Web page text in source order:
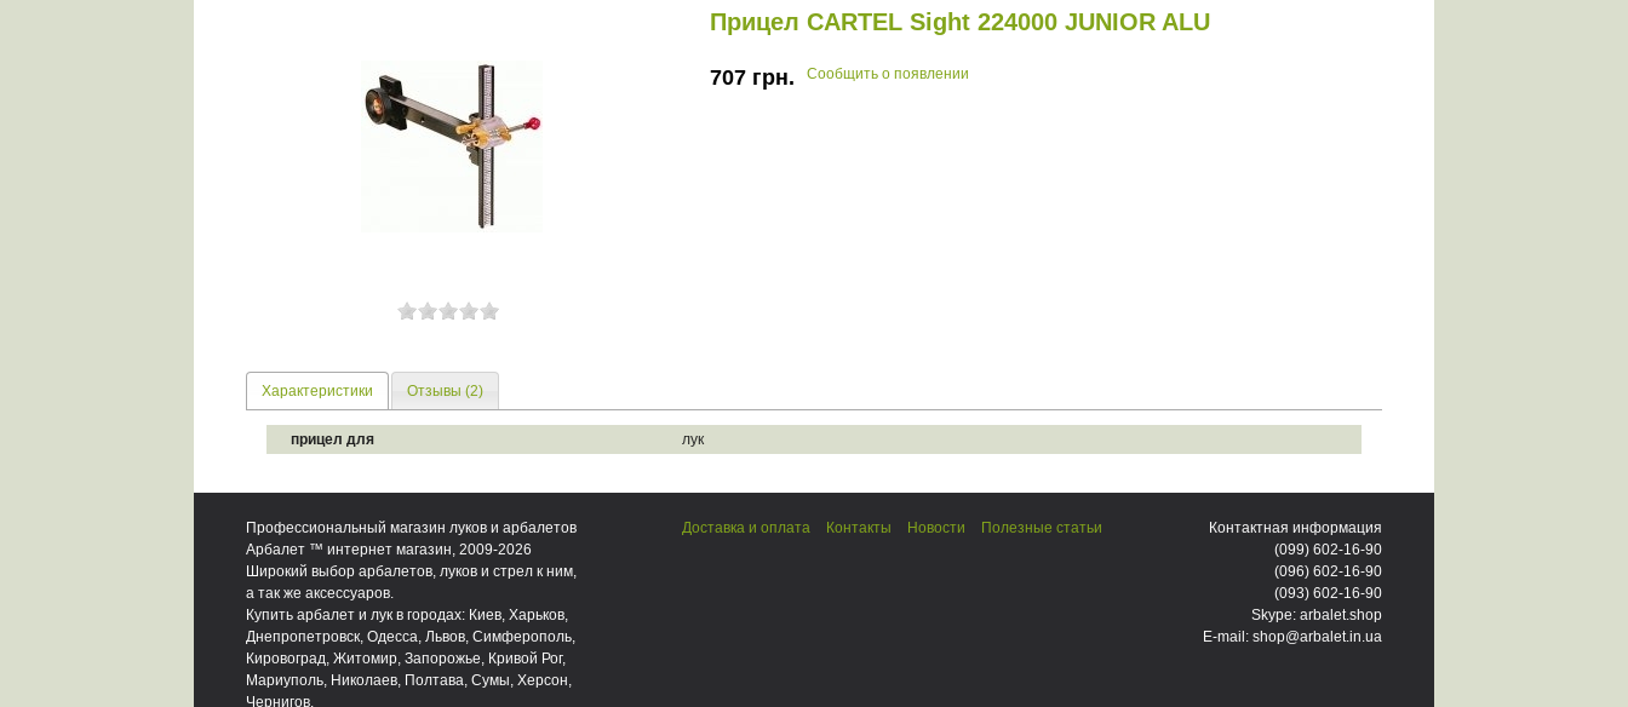
Прицел CARTEL Sight 224000 JUNIOR ALU
707 грн. Сообщить о появлении
Характеристики Отзывы (2)
прицел для лук
Профессиональный магазин луков и арбалетов
Арбалет ™ интернет магазин, 2009-2026
Широкий выбор арбалетов, луков и стрел к ним,
а так же аксессуаров.
Купить арбалет и лук в городах: Киев, Харьков,
Днепропетровск, Одесса, Львов, Симферополь,
Кировоград, Житомир, Запорожье, Кривой Рог,
Мариуполь, Николаев, Полтава, Сумы, Херсон,
Чернигов.
Доставка и оплата Контакты Новости Полезные статьи
Контактная информация
(099) 602-16-90
(096) 602-16-90
(093) 602-16-90
Skype: arbalet.shop
E-mail: shop@arbalet.in.ua